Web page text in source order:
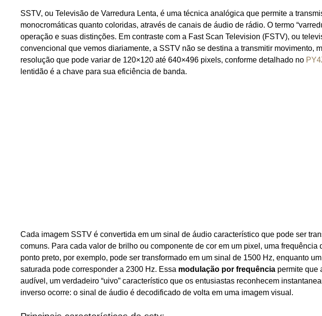
SSTV, ou Televisão de Varredura Lenta, é uma técnica analógica que permite a
monocromáticas quanto coloridas, através de canais de áudio de rádio. O termo
operação e suas distinções. Em contraste com a Fast Scan Television (FSTV), ou
convencional que vemos diariamente, a SSTV não se destina a transmitir movimento,
resolução que pode variar de 120×120 até 640×496 pixels, conforme detalhado no
lentidão é a chave para sua eficiência de banda.
Cada imagem SSTV é convertida em um sinal de áudio característico que pode ser
comuns. Para cada valor de brilho ou componente de cor em um pixel, uma frequência
ponto preto, por exemplo, pode ser transformado em um sinal de 1500 Hz, enquanto
saturada pode corresponder a 2300 Hz. Essa modulação por frequência permite que
audível, um verdadeiro “uivo” característico que os entusiastas reconhecem
inverso ocorre: o sinal de áudio é decodificado de volta em uma imagem visual.